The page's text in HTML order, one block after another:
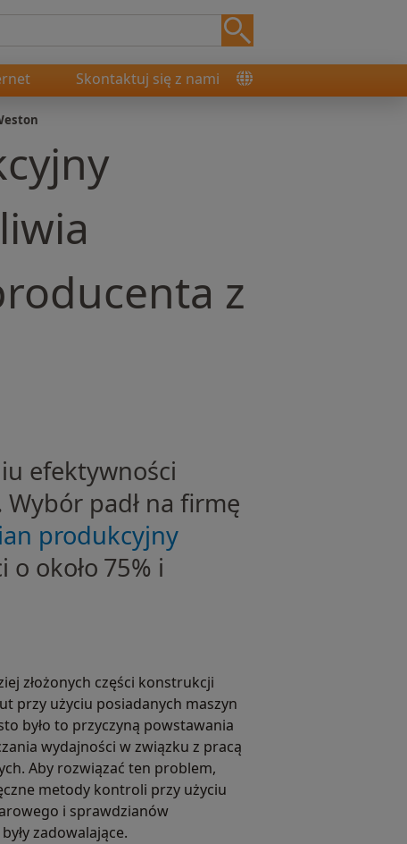
Skontaktuj się z nami
z
efektywności
padł na firmę
produkcyjny
około 75% i
złożonych części konstrukcji
przy użyciu posiadanych maszyn
było to przyczyną powstawania
wydajności w związku z pracą
Aby rozwiązać ten problem,
metody kontroli przy użyciu
i sprawdzianów
zadowalające.